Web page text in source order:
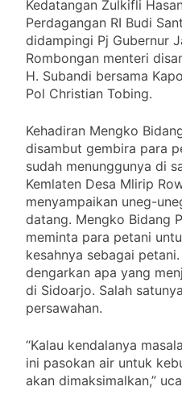
Kedatangan Zulkifli
Perdagangan RI Budi
didampingi Pj Gubernur
Rombongan menteri
H. Subandi bersama
Pol Christian Tobing.
Kehadiran Mengko
disambut gembira para
sudah menunggunya di
Kemlaten Desa Mlirip
menyampaikan uneg-
datang. Mengko Bidang
meminta para petani
kesahnya sebagai
dengarkan apa yang
di Sidoarjo. Salah
persawahan.
“Kalau kendalanya
ini pasokan air untuk
akan dimaksimalkan,”